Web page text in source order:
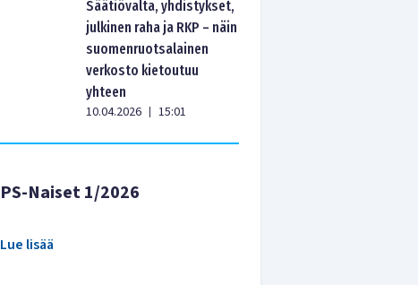
Säätiövalta, yhdistykset,
julkinen raha ja RKP – näin
suomenruotsalainen
verkosto kietoutuu
yhteen
10.04.2026 | 15:01
PS-Naiset 1/2026
Lue lisää